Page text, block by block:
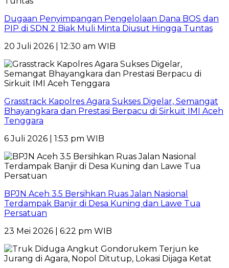
Dugaan Penyimpangan Pengelolaan Dana BOS dan
PIP di SDN 2 Biak Muli Minta Diusut Hingga Tuntas
20 Juli 2026 | 12:30 am WIB
Grasstrack Kapolres Agara Sukses Digelar, Semangat
Bhayangkara dan Prestasi Berpacu di Sirkuit IMI Aceh
Tenggara
6 Juli 2026 | 1:53 pm WIB
BPJN Aceh 3.5 Bersihkan Ruas Jalan Nasional
Terdampak Banjir di Desa Kuning dan Lawe Tua
Persatuan
23 Mei 2026 | 6:22 pm WIB